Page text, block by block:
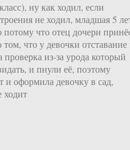
ну как ходил, если
не ходил, младшая 5
что отец дочери
что у девочки отставание
из-за урода который
и пнули её, поэтому
и оформила девочку в сад,
ходит